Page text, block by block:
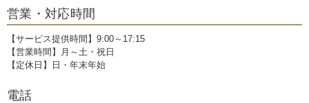
営業・対応時間
【サービス提供時間】9:00～17:15
【営業時間】月～土・祝日
【定休日】日・年末年始
電話